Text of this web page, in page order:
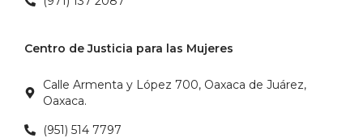
Centro de Justicia para las Mujeres
Calle Armenta y López 700, Oaxaca de Juárez,
Oaxaca.
(951) 514 7797